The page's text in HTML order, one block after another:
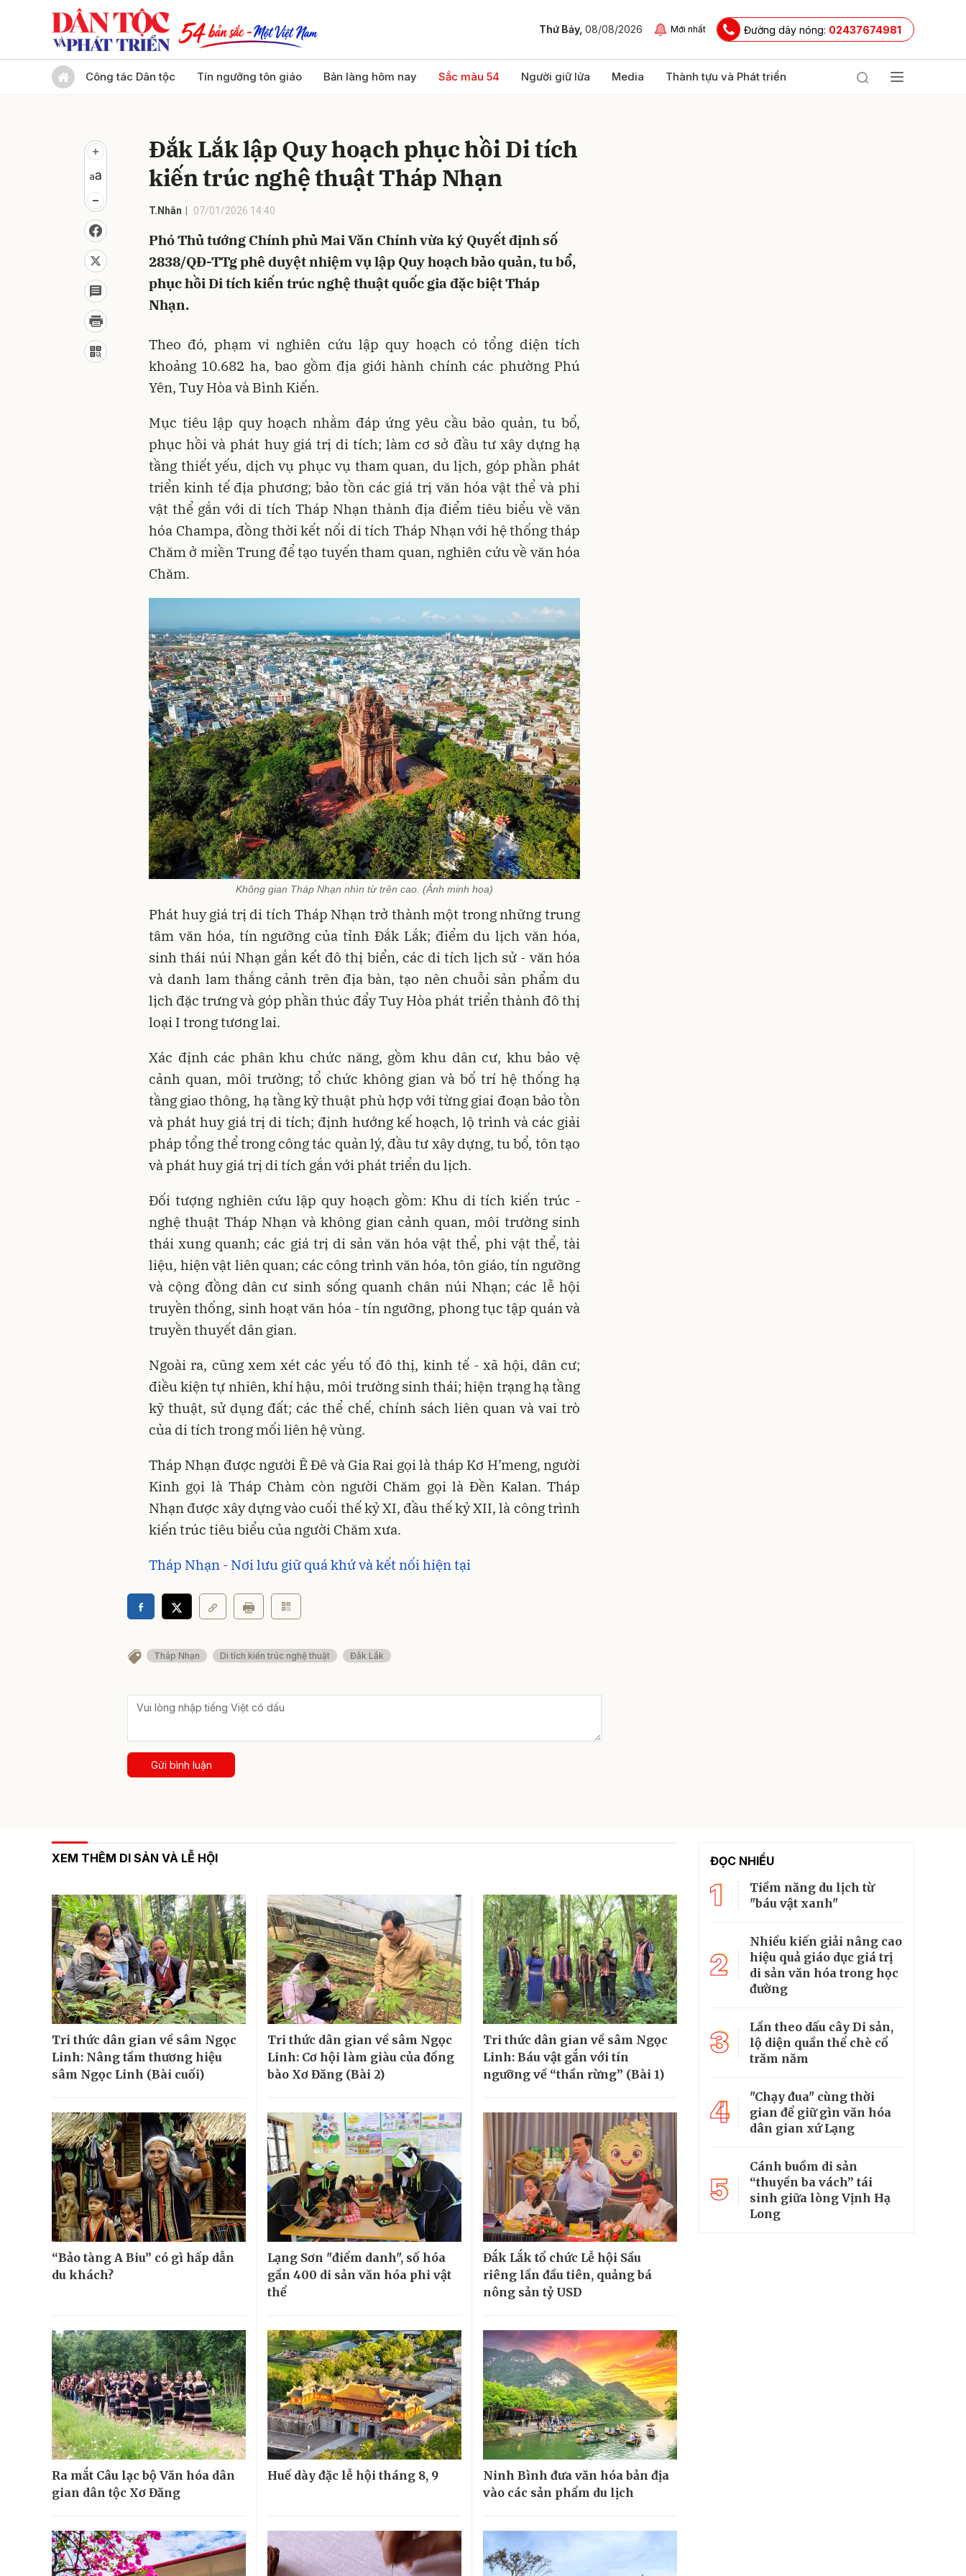
Thứ Bảy, 08/08/2026 Mới nhất Đường dây nóng: 02437674981
Công tác Dân tộc Tín ngưỡng tôn giáo Bản làng hôm nay Sắc màu 54 Người giữ lửa Media Thành tựu và Phát triển
Đắk Lắk lập Quy hoạch phục hồi Di tích
kiến trúc nghệ thuật Tháp Nhạn
T.Nhân 07/01/2026 14:40
Phó Thủ tướng Chính phủ Mai Văn Chính vừa ký Quyết định số
2838/QĐ-TTg phê duyệt nhiệm vụ lập Quy hoạch bảo quản, tu bổ,
phục hồi Di tích kiến trúc nghệ thuật quốc gia đặc biệt Tháp
Nhạn.
Theo đó, phạm vi nghiên cứu lập quy hoạch có tổng diện tích
khoảng 10.682 ha, bao gồm địa giới hành chính các phường Phú
Yên, Tuy Hòa và Bình Kiến.
Mục tiêu lập quy hoạch nhằm đáp ứng yêu cầu bảo quản, tu bổ,
phục hồi và phát huy giá trị di tích; làm cơ sở đầu tư xây dựng hạ
tầng thiết yếu, dịch vụ phục vụ tham quan, du lịch, góp phần phát
triển kinh tế địa phương; bảo tồn các giá trị văn hóa vật thể và phi
vật thể gắn với di tích Tháp Nhạn thành địa điểm tiêu biểu về văn
hóa Champa, đồng thời kết nối di tích Tháp Nhạn với hệ thống tháp
Chăm ở miền Trung để tạo tuyến tham quan, nghiên cứu về văn hóa
Chăm.
Không gian Tháp Nhạn nhìn từ trên cao. (Ảnh minh họa)
Phát huy giá trị di tích Tháp Nhạn trở thành một trong những trung
tâm văn hóa, tín ngưỡng của tỉnh Đắk Lắk; điểm du lịch văn hóa,
sinh thái núi Nhạn gắn kết đô thị biển, các di tích lịch sử - văn hóa
và danh lam thắng cảnh trên địa bàn, tạo nên chuỗi sản phẩm du
lịch đặc trưng và góp phần thúc đẩy Tuy Hòa phát triển thành đô thị
loại I trong tương lai.
Xác định các phân khu chức năng, gồm khu dân cư, khu bảo vệ
cảnh quan, môi trường; tổ chức không gian và bố trí hệ thống hạ
tầng giao thông, hạ tầng kỹ thuật phù hợp với từng giai đoạn bảo tồn
và phát huy giá trị di tích; định hướng kế hoạch, lộ trình và các giải
pháp tổng thể trong công tác quản lý, đầu tư xây dựng, tu bổ, tôn tạo
và phát huy giá trị di tích gắn với phát triển du lịch.
Đối tượng nghiên cứu lập quy hoạch gồm: Khu di tích kiến trúc -
nghệ thuật Tháp Nhạn và không gian cảnh quan, môi trường sinh
thái xung quanh; các giá trị di sản văn hóa vật thể, phi vật thể, tài
liệu, hiện vật liên quan; các công trình văn hóa, tôn giáo, tín ngưỡng
và cộng đồng dân cư sinh sống quanh chân núi Nhạn; các lễ hội
truyền thống, sinh hoạt văn hóa - tín ngưỡng, phong tục tập quán và
truyền thuyết dân gian.
Ngoài ra, cũng xem xét các yếu tố đô thị, kinh tế - xã hội, dân cư;
điều kiện tự nhiên, khí hậu, môi trường sinh thái; hiện trạng hạ tầng
kỹ thuật, sử dụng đất; các thể chế, chính sách liên quan và vai trò
của di tích trong mối liên hệ vùng.
Tháp Nhạn được người Ê Đê và Gia Rai gọi là tháp Kơ H’meng, người
Kinh gọi là Tháp Chàm còn người Chăm gọi là Đền Kalan. Tháp
Nhạn được xây dựng vào cuối thế kỷ XI, đầu thế kỷ XII, là công trình
kiến trúc tiêu biểu của người Chăm xưa.
Tháp Nhạn - Nơi lưu giữ quá khứ và kết nối hiện tại
Tháp Nhạn Di tích kiến trúc nghệ thuật Đắk Lắk
Gửi bình luận
XEM THÊM DI SẢN VÀ LỄ HỘI
Tri thức dân gian về sâm Ngọc
Linh: Nâng tầm thương hiệu
sâm Ngọc Linh (Bài cuối)
Tri thức dân gian về sâm Ngọc
Linh: Cơ hội làm giàu của đồng
bào Xơ Đăng (Bài 2)
Tri thức dân gian về sâm Ngọc
Linh: Báu vật gắn với tín
ngưỡng về “thần rừng” (Bài 1)
“Bảo tàng A Biu” có gì hấp dẫn
du khách?
Lạng Sơn "điểm danh", số hóa
gần 400 di sản văn hóa phi vật
thể
Đắk Lắk tổ chức Lễ hội Sầu
riêng lần đầu tiên, quảng bá
nông sản tỷ USD
Ra mắt Câu lạc bộ Văn hóa dân
gian dân tộc Xơ Đăng
Huế dày đặc lễ hội tháng 8, 9
Ninh Bình đưa văn hóa bản địa
vào các sản phẩm du lịch
ĐỌC NHIỀU
1
Tiềm năng du lịch từ
"báu vật xanh"
2
Nhiều kiến giải nâng cao
hiệu quả giáo dục giá trị
di sản văn hóa trong học
đường
3
Lần theo dấu cây Di sản,
lộ diện quần thể chè cổ
trăm năm
4
"Chạy đua" cùng thời
gian để giữ gìn văn hóa
dân gian xứ Lạng
5
Cánh buồm di sản
“thuyền ba vách” tái
sinh giữa lòng Vịnh Hạ
Long
Gửi bình luận